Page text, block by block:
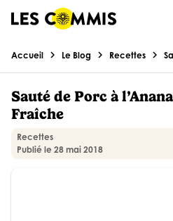
Accueil chevron_right Le Blog chevron_right Recettes chevron_right
Sauté de Porc à
Fraîche
Recettes
Publié le 28 mai 2018